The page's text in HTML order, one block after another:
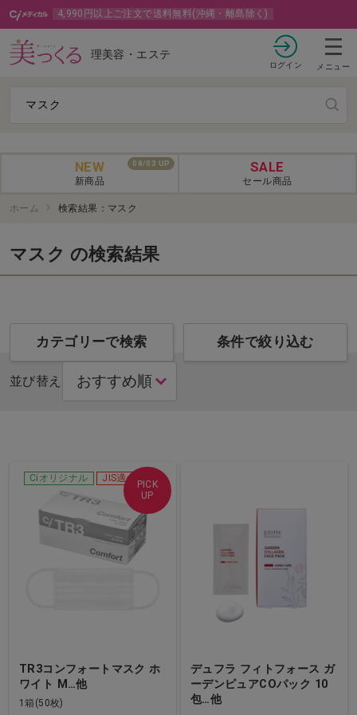
4,990円以上ご注文で送料無料(沖縄・離島除く)
理美容・エステ
ログイン メニュー
08/03 UP
NEW
新商品
SALE
セール商品
ホーム 検索結果：マスク
マスク の検索結果
カテゴリーで検索 条件で絞り込む
並び替え
PICK
UP
Ciオリジナル JIS適合品
TR3コンフォートマスク ホ
ワイト M…他
1箱(50枚)
デュフラ フィトフォース ガ
ーデンピュアCOパック 10
包…他